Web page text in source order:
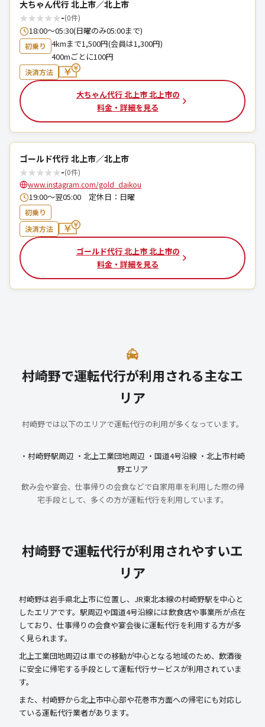
大ちゃん代行 北上市／北上市
★★★★★-(0件)
18:00～05:30(日曜のみ05:00まで)
初乗り
4kmまで1,500円(会員は1,300円)
400mごとに100円
決済方法
大ちゃん代行 北上市 北上市の
料金・詳細を見る
ゴールド代行 北上市／北上市
★★★★★-(0件)
www.instagram.com/gold_daikou
19:00〜翌05:00 定休日：日曜
初乗り
決済方法
ゴールド代行 北上市 北上市の
料金・詳細を見る
村崎野で運転代行が利用される主なエ
リア
村崎野では以下のエリアで運転代行の利用が多くなっています。
・村崎野駅周辺 ・北上工業団地周辺 ・国道4号沿線 ・北上市村崎
野エリア
飲み会や宴会、仕事帰りの会食などで自家用車を利用した際の帰
宅手段として、多くの方が運転代行を利用しています。
村崎野で運転代行が利用されやすいエ
リア
村崎野は岩手県北上市に位置し、JR東北本線の村崎野駅を中心と
したエリアです。駅周辺や国道4号沿線には飲食店や事業所が点在
しており、仕事帰りの会食や宴会後に運転代行を利用する方が多
く見られます。
北上工業団地周辺は車での移動が中心となる地域のため、飲酒後
に安全に帰宅する手段として運転代行サービスが利用されていま
す。
また、村崎野から北上市中心部や花巻市方面への帰宅にも対応し
ている運転代行業者があります。